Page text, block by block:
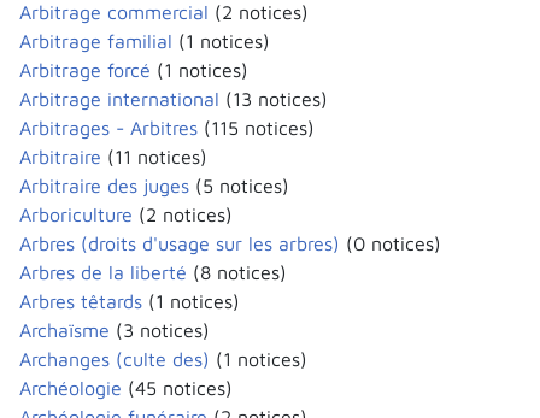
Arbitrage commercial (2 notices)
Arbitrage familial (1 notices)
Arbitrage forcé (1 notices)
Arbitrage international (13 notices)
Arbitrages - Arbitres (115 notices)
Arbitraire (11 notices)
Arbitraire des juges (5 notices)
Arboriculture (2 notices)
Arbres (droits d'usage sur les arbres) (0 notices)
Arbres de la liberté (8 notices)
Arbres têtards (1 notices)
Archaïsme (3 notices)
Archanges (culte des) (1 notices)
Archéologie (45 notices)